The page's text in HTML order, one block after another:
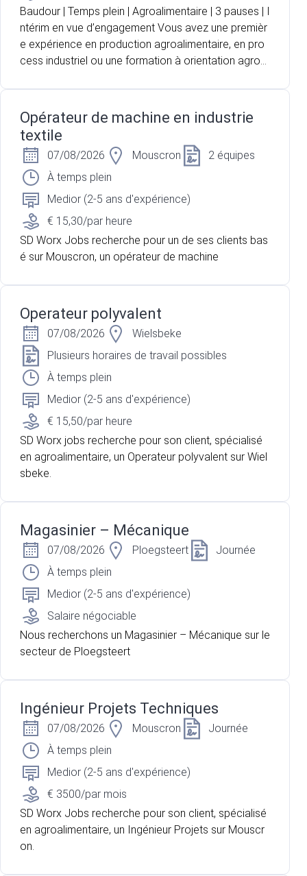
Baudour | Temps plein | Agroalimentaire | 3 pauses | I
ntérim en vue d’engagement Vous avez une premièr
e expérience en production agroalimentaire, en pro
cess industriel ou une formation à orientation agron
ous pouvez suivre un produit depuis sa réception jus
qu'à sa transformation ? Pour l'un de nos partenaire
s, acteur majeur du secteur laitier et agroalimentaire
situé à Baudour, nous recherchons un opérateur de
production pour renforcer les équipes en charge de
la réception et de la transformation du lait. Vous oc
cuperez une fonction polyvalente mêlant contrôle q
ualité, conduite d'installations, suivi du processus de
production et gestion des flux.
Opérateur de machine en industrie
textile
07/08/2026 Mouscron
2 équipes
À temps plein
Medior (2-5 ans d'expérience)
€ 15,30/par heure
SD Worx Jobs recherche pour un de ses clients bas
é sur Mouscron, un opérateur de machine
Operateur polyvalent
07/08/2026
Wielsbeke
Plusieurs horaires de travail possibles
À temps plein
Medior (2-5 ans d'expérience)
€ 15,50/par heure
SD Worx jobs recherche pour son client, spécialisé
en agroalimentaire, un Operateur polyvalent sur Wiel
sbeke.
Magasinier – Mécanique
07/08/2026 Ploegsteert
Journée
À temps plein
Medior (2-5 ans d'expérience)
Salaire négociable
Nous recherchons un Magasinier – Mécanique sur le
secteur de Ploegsteert
Ingénieur Projets Techniques
07/08/2026 Mouscron
Journée
À temps plein
Medior (2-5 ans d'expérience)
€ 3500/par mois
SD Worx Jobs recherche pour son client, spécialisé
en agroalimentaire, un Ingénieur Projets sur Mouscr
on.